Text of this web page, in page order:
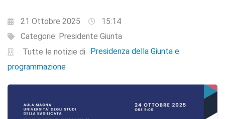
21 Ottobre 2025
15:14
Categorie: Presidente Giunta
Tutte le notizie di
Presidenza della Giunta e
programmazione